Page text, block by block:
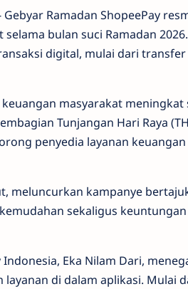
Gebyar Ramadan ShopeePay
bulan suci Ramadan
digital, mulai dari
masyarakat
Tunjangan Hari Raya
penyedia layanan
meluncurkan kampanye
sekaligus
Eka Nilam Dari,
di dalam aplikasi. Mulai